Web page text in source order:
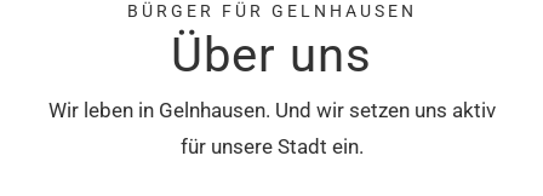
BÜRGER FÜR GELNHAUSEN
Über uns
Wir leben in Gelnhausen. Und wir setzen uns aktiv
für unsere Stadt ein.